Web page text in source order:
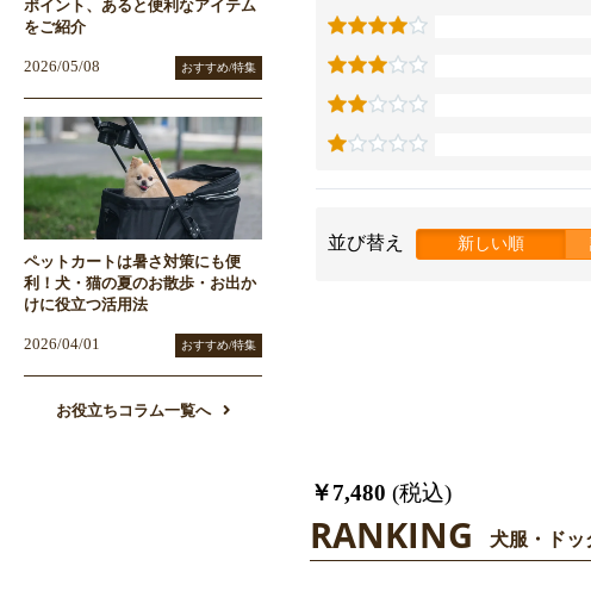
並び替え 新しい順
￥7,480 (税込)
RANKING 犬服・ド
ポイント、あると便利なアイテム
をご紹介
2026/05/08 おすすめ/特集
ペットカートは暑さ対策にも便
利！犬・猫の夏のお散歩・お出か
けに役立つ活用法
2026/04/01 おすすめ/特集
お役立ちコラム一覧へ